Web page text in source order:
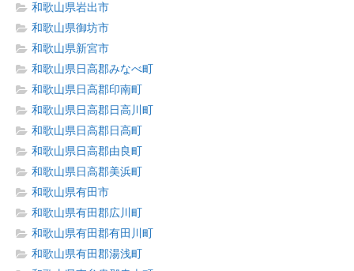
和歌山県岩出市
和歌山県御坊市
和歌山県新宮市
和歌山県日高郡みなべ町
和歌山県日高郡印南町
和歌山県日高郡日高川町
和歌山県日高郡日高町
和歌山県日高郡由良町
和歌山県日高郡美浜町
和歌山県有田市
和歌山県有田郡広川町
和歌山県有田郡有田川町
和歌山県有田郡湯浅町